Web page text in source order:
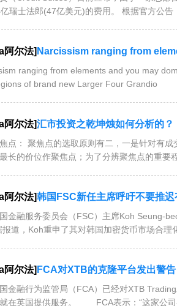
大约44亿瑞士法郎(47亿美元)的费用。 根据
阿尔法] Narcissism ranging from elements
ranging from elements and you may
of brand new Larger Four Grandio
阿尔法]汇市投资之乾坤烛如何分析的？
点： 聚焦点的选取原则有二，一是针对有
长的价位作聚焦点；为了分辨聚焦点的重要
阿尔法]韩国FSC新任主席呼吁不要推
金融服务委员会（FSC）主席Koh Seung-
报道，Koh重申了其对韩国加密货币市场合理
阿尔法] FCA对XTB的克隆平台发出警告
融行为监管局（FCA）已经对XTB Trading
在英国提供服务。 FCA表示：“这家公司